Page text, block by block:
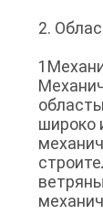
2.
широко